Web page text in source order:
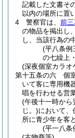
記載した文書そ
以内の場所に置
4
警察官は、 前
の物品を掲出し
し、当該行為の
(平八条例
の七繰上
(深夜個室カラオ
第十五条の六
個
いて客に専用機
唱を行わせる営
(午後十一時から
じ。)において、
所に青少年を客
(平一八条